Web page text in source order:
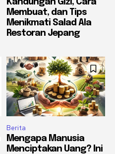
Kandungan Gizi, Cara
Membuat, dan Tips
Menikmati Salad Ala
Restoran Jepang
Berita
Mengapa Manusia
Menciptakan Uang? Ini